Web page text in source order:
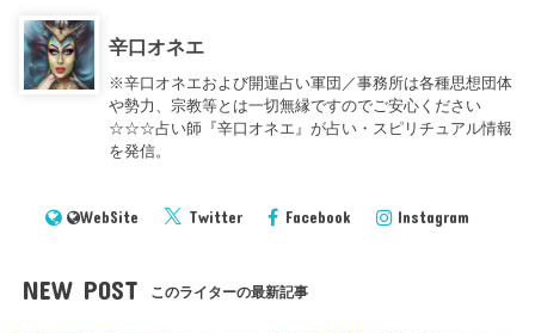
辛口オネエ
※辛口オネエおよび開運占い軍団／事務所は各種思想団体
や勢力、宗教等とは一切無縁ですのでご安心ください
☆☆☆占い師『辛口オネエ』が占い・スピリチュアル情報
を発信。
WebSite Twitter Facebook Instagram
NEW POST このライターの最新記事